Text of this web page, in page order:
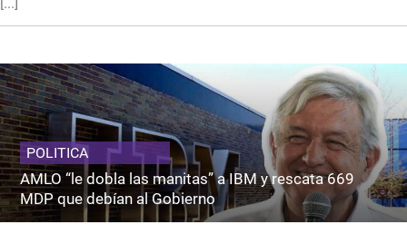
POLITICA
AMLO “le dobla las manitas” a IBM y rescata 669
MDP que debían al Gobierno